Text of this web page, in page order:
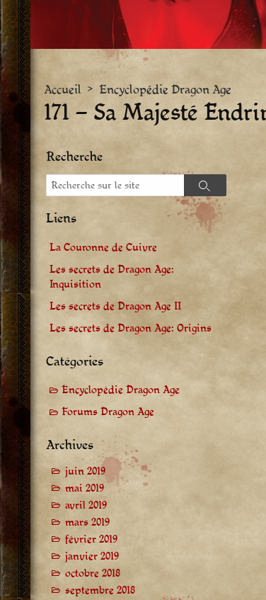
Accueil >Encyclopédie Dragon Age
171 – Sa Majesté
Recherche
Recherche
Recherche
Liens
La Couronne de Cuivre
Les secrets de Dragon Age:
Inquisition
Les secrets de Dragon Age II
Les secrets de Dragon Age: Origins
Catégories
Encyclopédie Dragon Age
Forums Dragon Age
Archives
juin 2019
mai 2019
avril 2019
mars 2019
février 2019
janvier 2019
octobre 2018
septembre 2018